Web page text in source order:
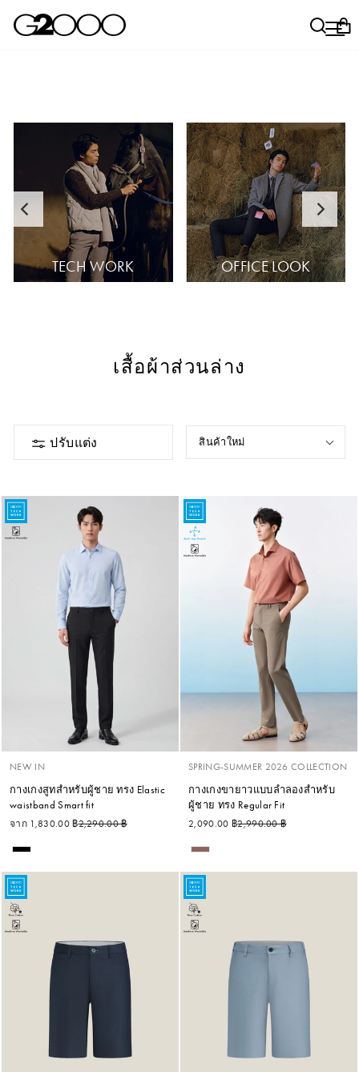
🏆สนุกกับมินิเกมของเรา พร้อมรับไปเลยส่วนลดสุดพิเศษ!💰
ค้นห
เ
TECH WORK OFFICE LOOK
เสื้อผ้าส่วนล่าง
ปรับแต่ง สินค้าใหม่
NEW IN
กางเกงสูทสำหรับผู้ชาย ทรง Elastic
waistband Smart fit
จาก 1,830.00 ฿ราคาปกติ
2,290.00 ฿
SPRING-SUMMER 2026 COLLECTION
กางเกงขายาวแบบลำลองสำหรับ
ผู้ชาย ทรง Regular Fit
2,090.00 ฿ราคาปกติ
2,990.00 ฿